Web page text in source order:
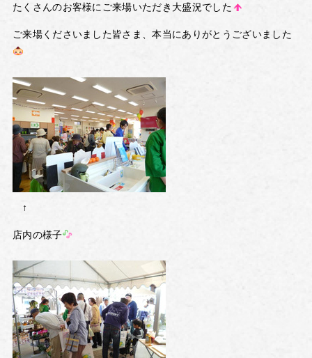
たくさんのお客様にご来場いただき大盛況でした
ご来場くださいました皆さま、本当にありがとうございました
↑
店内の様子